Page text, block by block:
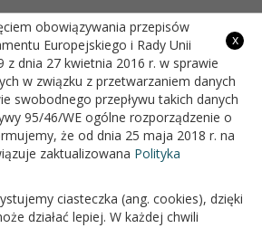
INTERNETOWY GMINY BIAŁOPOLE
x
obowiązywania przepisów
Europejskiego i Rady Unii
z dnia 27 kwietnia 2016 r. w sprawie
w związku z przetwarzaniem danych
swobodnego przepływu takich danych
95/46/WE ogólne rozporządzenie o
że od dnia 25 maja 2018 r. na
zaktualizowana Polityka
ciasteczka (ang. cookies), dzięki
działać lepiej. W każdej chwili